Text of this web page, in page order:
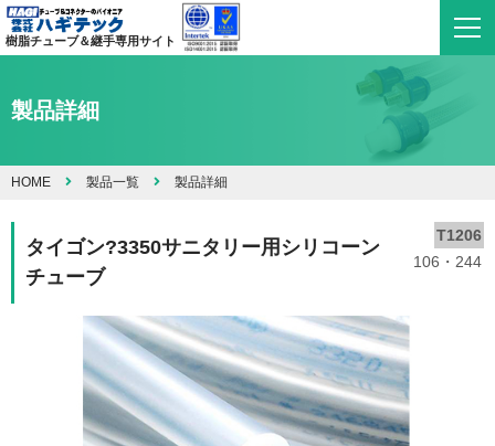
樹脂チューブ＆継手専用サイト
製品詳細
HOME 製品一覧 製品詳細
タイゴン?3350サニタリー用シリコーン
チューブ
T1206
106・244